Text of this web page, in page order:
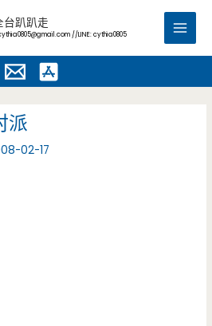
台趴趴走
//LINE: cythia0805
Main
派
02-17